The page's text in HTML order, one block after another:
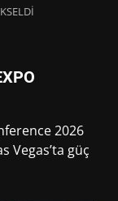
2026
Vegas’ta güç